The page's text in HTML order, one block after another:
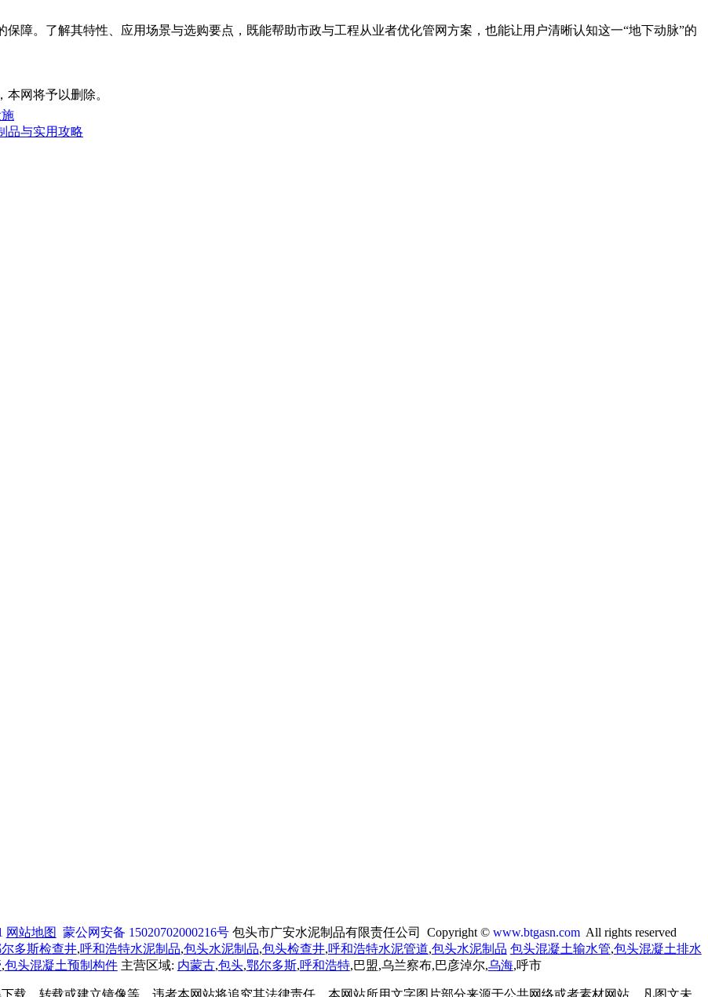
障。了解其特性、应用场景与选购要点，既能帮助市政与工程从业者优化管网方案，也能让用户清晰认知这一“地下动脉”的
网将予以删除。
品与实用攻略
网站地图 蒙公网安备 15020702000216号包头市广安水泥制品有限责任公司 Copyright © www.btgasn.comAll rights reserved
多斯检查井,呼和浩特水泥制品,包头水泥制品,包头检查井,呼和浩特水泥管道,包头水泥制品 包头混凝土输水管,包头混凝土排水
,包头混凝土预制构件主营区域: 内蒙古,包头,鄂尔多斯,呼和浩特,巴盟,乌兰察布,巴彦淖尔,乌海,呼市
载、转载或建立镜像等，违者本网站将追究其法律责任。本网站所用文字图片部分来源于公共网络或者素材网站，凡图文未